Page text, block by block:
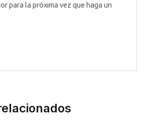
para la próxima vez que haga un